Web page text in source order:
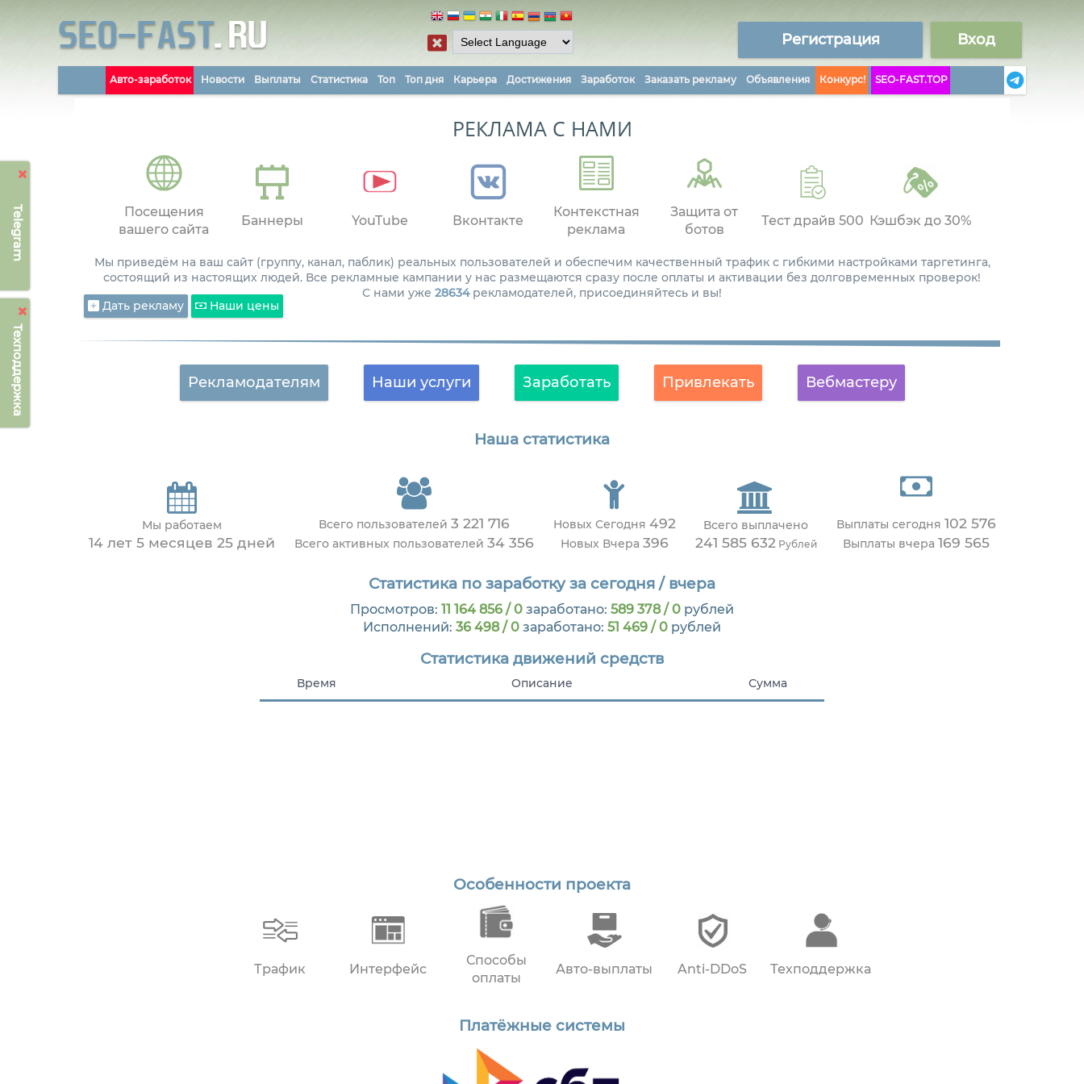
Telegram
Техподдержка
Регистрация Вход
Авто-заработок Новости Выплаты Статистика Топ Топ дня Карьера Достижения Заработок Заказать рекламу Объявления Конкурс! SEO-FAST.TOP
РЕКЛАМА С НАМИ
Посещения
вашего сайта
Баннеры YouTube Вконтакте
Контекстная
реклама
Защита от
ботов
Тест драйв 500 Кэшбэк до 30%
Мы приведём на ваш сайт (группу, канал, паблик) реальных пользователей и обеспечим качественный трафик с гибкими настройками таргетинга,
состоящий из настоящих людей. Все рекламные кампании у нас размещаются сразу после оплаты и активации без долговременных проверок!
С нами уже 28634рекламодателей, присоединяйтесь и вы!
Дать рекламу
Наши цены
Рекламодателям Наши услуги Заработать Привлекать Вебмастеру
Наша статистика
Мы работаем
14 лет 5 месяцев 25 дней
Всего пользователей 3 221 716
Всего активных пользователей 34 356
Новых Сегодня 492
Новых Вчера 396
Всего выплачено
241 585 632Рублей
Выплаты сегодня 102 576
Выплаты вчера 169 565
Статистика по заработку за сегодня / вчера
Просмотров: 11 164 856 / 0 заработано: 589 378 / 0 рублей
Исполнений: 36 498 / 0 заработано: 51 469 / 0 рублей
Статистика движений средств
Время Описание Сумма
Особенности проекта
Трафик Интерфейс
Способы
оплаты
Авто-выплаты Anti-DDoS Техподдержка
Платёжные системы